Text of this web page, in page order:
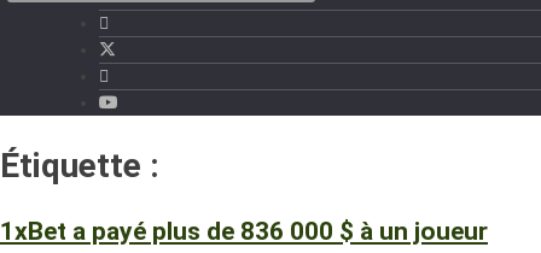
Étiquette :
1xBet a payé plus de 836 000 $ à un joueur